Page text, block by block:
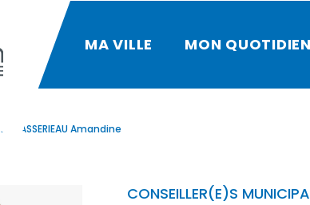
MA VILLE MON QUOTIDIEN
ECHASSERIEAU Amandine
CONSEILLER(E)S